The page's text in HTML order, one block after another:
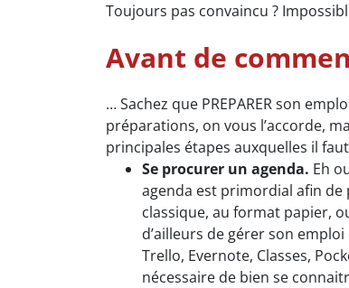
Toujours pas convaincu ?
Avant de
… Sachez que PREPARER son
préparations, on vous l’accorde,
principales étapes auxquelles il
Se procurer un agenda. Eh
agenda est primordial afin
classique, au format papier,
d’ailleurs de gérer son
Trello, Evernote, Classes,
nécessaire de bien se